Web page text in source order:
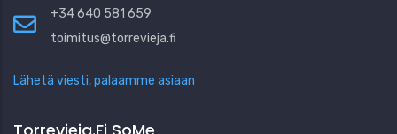
+34 640 581 659
toimitus@torrevieja.fi
Lähetä viesti, palaamme asiaan